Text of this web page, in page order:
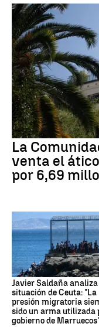
La
venta el
por 6,69
Javier Saldaña
situación de Ceuta: "La
presión migratoria
sido un arma utilizada
gobierno de